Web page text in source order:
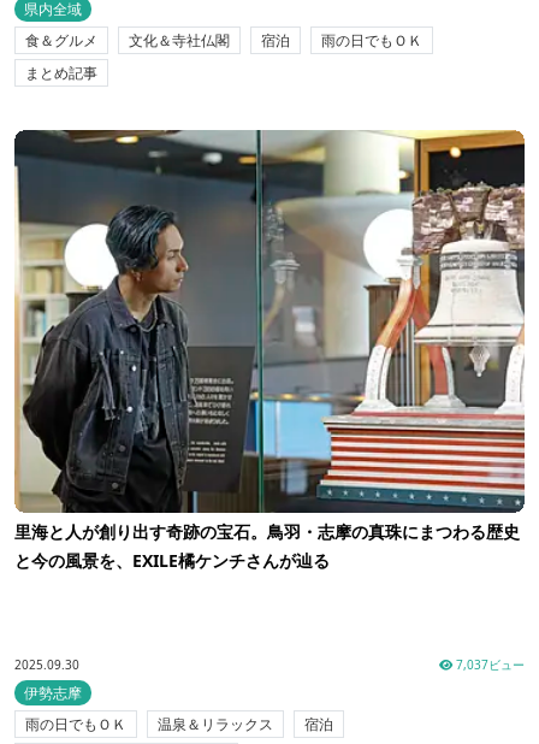
県内全域
食＆グルメ
文化＆寺社仏閣 宿泊
雨の日でもＯＫ
まとめ記事
⾥海と⼈が創り出す奇跡の宝⽯。⿃⽻・志摩の真珠にまつわる歴史
と今の風景を、EXILE橘ケンチさんが辿る
2025.09.30 7,037ビュー
伊勢志摩
雨の日でもＯＫ
温泉＆リラックス
宿泊